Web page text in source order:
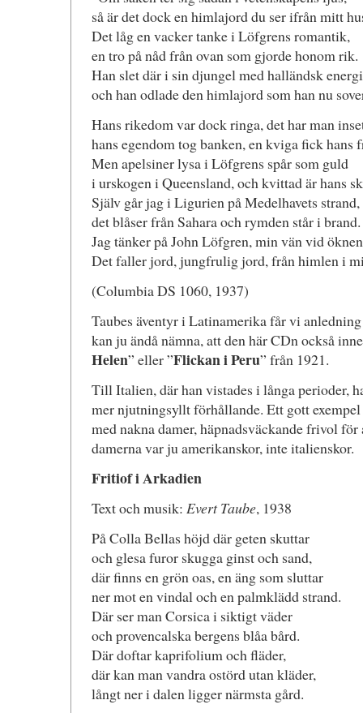
så är det dock en himlajord du ser ifrån mitt
Det låg en vacker tanke i Löfgrens romantik,
en tro på nåd från ovan som gjorde honom rik.
Han slet där i sin djungel med halländsk
och han odlade den himlajord som han nu
Hans rikedom var dock ringa, det har man
hans egendom tog banken, en kviga fick hans
Men apelsiner lysa i Löfgrens spår som guld
i urskogen i Queensland, och kvittad är hans
Själv går jag i Ligurien på Medelhavets strand,
det blåser från Sahara och rymden står i brand.
Jag tänker på John Löfgren, min vän vid
Det faller jord, jungfrulig jord, från himlen i
(Columbia DS 1060, 1937)
Taubes äventyr i Latinamerika får vi
kan ju ändå nämna, att den här CDn också
Helen” eller ”Flickan i Peru” från 1921.
Till Italien, där han vistades i långa perioder,
mer njutningsyllt förhållande. Ett gott exempel
med nakna damer, häpnadsväckande frivol
damerna var ju amerikanskor, inte italienskor.
Fritiof i Arkadien
Text och musik: Evert Taube, 1938
På Colla Bellas höjd där geten skuttar
och glesa furor skugga ginst och sand,
där finns en grön oas, en äng som sluttar
ner mot en vindal och en palmklädd strand.
Där ser man Corsica i siktigt väder
och provencalska bergens blåa bård.
Där doftar kaprifolium och fläder,
där kan man vandra ostörd utan kläder,
långt ner i dalen ligger närmsta gård.